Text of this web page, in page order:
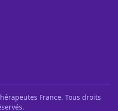
France. Tous droits